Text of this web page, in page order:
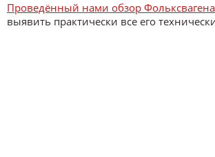
Проведённый нами обзор Фольксвагена
выявить практически все его